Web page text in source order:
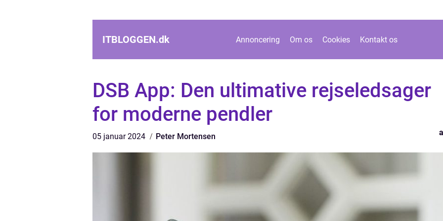
ITBLOGGEN.dk Annoncering Om os Cookies Kontakt os
DSB App: Den ultimative rejseledsager
for moderne pendler
05 januar 2024 Peter Mortensen